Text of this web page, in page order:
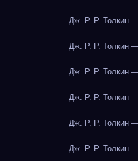
Дж. Р. Р. Толкин
Дж. Р. Р. Толкин
Дж. Р. Р. Толкин
Дж. Р. Р. Толкин
Дж. Р. Р. Толкин
Дж. Р. Р. Толкин